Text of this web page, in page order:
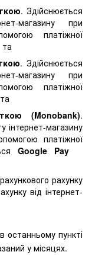
. Здійснюється
магазину при
платіжної
та
. Здійснюється
магазину при
платіжної
та
(Monobank).
інтернет-магазину
платіжної
Google Pay
рахунку
від інтернет-
останньому пункті
у місяцях.